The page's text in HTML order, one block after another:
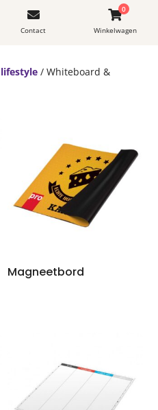
Contact
0
Winkelwagen
/ Whiteboard &
Magneetbord